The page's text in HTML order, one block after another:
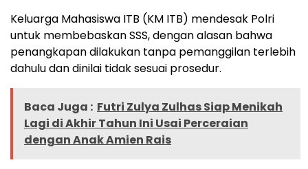
Keluarga Mahasiswa ITB (KM ITB) mendesak Polri
untuk membebaskan SSS, dengan alasan bahwa
penangkapan dilakukan tanpa pemanggilan terlebih
dahulu dan dinilai tidak sesuai prosedur.
Baca Juga : Futri Zulya Zulhas Siap Menikah
Lagi di Akhir Tahun Ini Usai Perceraian
dengan Anak Amien Rais